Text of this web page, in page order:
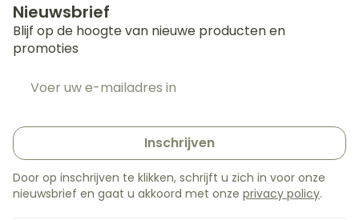
Nieuwsbrief
Blijf op de hoogte van nieuwe producten en
promoties
Inschrijven
Door op inschrijven te klikken, schrijft u zich in voor onze
nieuwsbrief en gaat u akkoord met onze privacy policy.